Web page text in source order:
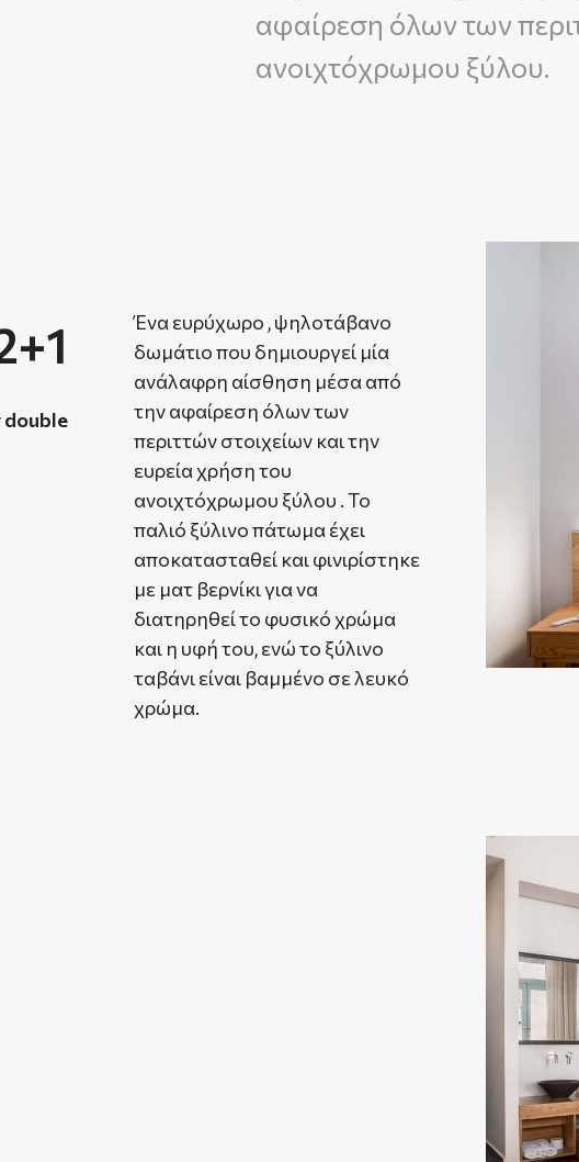
αφαίρεση όλων των
ανοιχτόχρωμου ξύλου.
double
Ένα ευρύχωρο , ψηλοτάβανο
δωμάτιο που δημιουργεί μία
ανάλαφρη αίσθηση μέσα από
την αφαίρεση όλων των
περιττών στοιχείων και την
ευρεία χρήση του
ανοιχτόχρωμου ξύλου . Το
παλιό ξύλινο πάτωμα έχει
αποκατασταθεί και φινιρίστηκε
με ματ βερνίκι για να
διατηρηθεί το φυσικό χρώμα
και η υφή του, ενώ το ξύλινο
ταβάνι είναι βαμμένο σε λευκό
χρώμα.